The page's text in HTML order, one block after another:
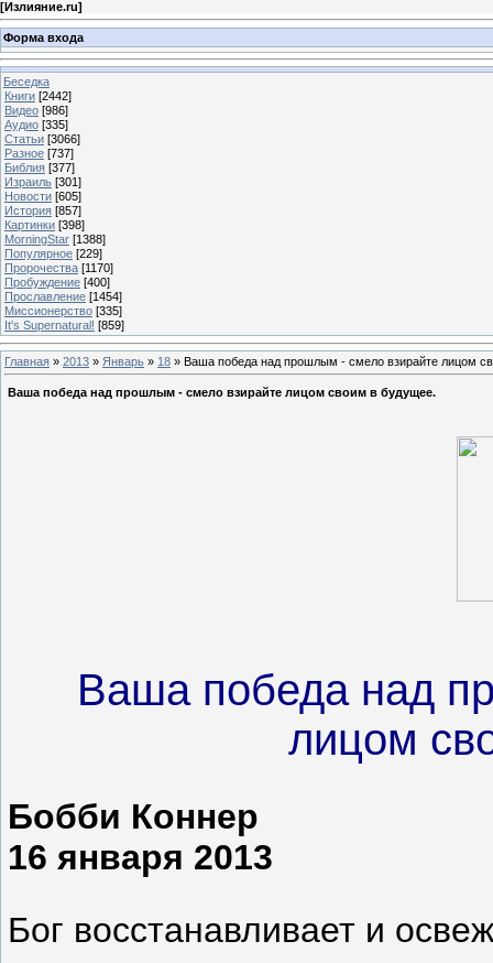
[Излияние.ru]
Форма входа
Беседка
Книги [2442]
Видео [986]
Аудио [335]
Статьи [3066]
Разное [737]
Библия [377]
Израиль [301]
Новости [605]
История [857]
Картинки [398]
MorningStar [1388]
Популярное [229]
Пророчества [1170]
Пробуждение [400]
Прославление [1454]
Миссионерство [335]
It's Supernatural! [859]
Главная » 2013 » Январь » 18 » Ваша победа над прошлым - смело взирайте лицом
Ваша победа над прошлым - смело взирайте лицом своим в будущее.
Ваша победа над
лицом
Бобби Коннер
16 января 2013
Бог восстанавливает и